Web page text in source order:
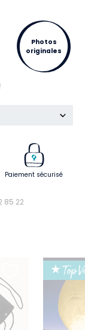
Photos
originales
Paiement sécurisé
85 22
★ Top